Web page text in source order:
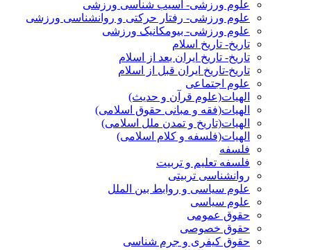
علوم ورزشی- آسیب شناسی ورزشی
علوم ورزشی- رفتار حرکتی و روانشناسی ورزشی
علوم ورزشی- بیومکانیک ورزشی
تاریخ- تاریخ اسلام
تاریخ- تاریخ ایران بعد از اسلام
تاریخ-تاریخ ایران قبل از اسلام
علوم اجتماعی
الهیات(علوم قرآن و حدیث)
الهیات(فقه و مبانی حقوق اسلامی)
الهیات(تاریخ و تمدن ملل اسلامی)
الهیات(فلسفه و کلام اسلامی)
فلسفه
فلسفه تعلیم و تربیت
روانشناسی تربیتی
علوم سیاسی و روابط بین الملل
علوم سیاسی
حقوق عمومی
حقوق خصوصی
حقوق کیفری و جرم شناسی